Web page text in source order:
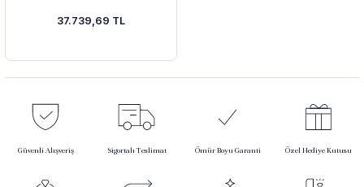
37.739,69 TL
Güvenli Alışveriş Sigortalı Teslimat Ömür Boyu Garanti Özel Hediye Kutusu